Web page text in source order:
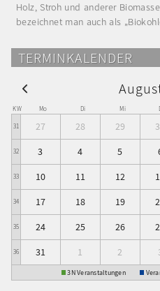
Holz, Stroh und anderer
bezeichnet man auch als
TERMINKALENDER
KW Mo Di Mi
31 27 28 29
32 3 4 5
33 10 11 12
34 17 18 19
35 24 25 26
36 31 1 2
3N Veranstaltungen